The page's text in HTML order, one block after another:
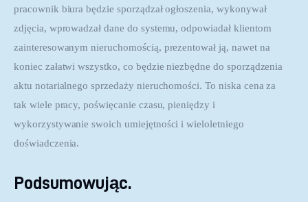
pracownik biura będzie sporządzał ogłoszenia, wykonywał
zdjęcia, wprowadzał dane do systemu, odpowiadał klientom
zainteresowanym nieruchomością, prezentował ją, nawet na
koniec załatwi wszystko, co będzie niezbędne do sporządzenia
aktu notarialnego sprzedaży nieruchomości. To niska cena za
tak wiele pracy, poświęcanie czasu, pieniędzy i
wykorzystywanie swoich umiejętności i wieloletniego
doświadczenia.
Podsumowując.